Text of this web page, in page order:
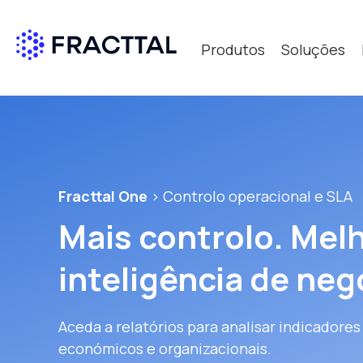
Produtos Soluções
Qué
Fracttal One > Controlo operacional e SLA
Mais controlo.
inteligência de
Aceda a relatórios para analisar
económicos e organizacionais.